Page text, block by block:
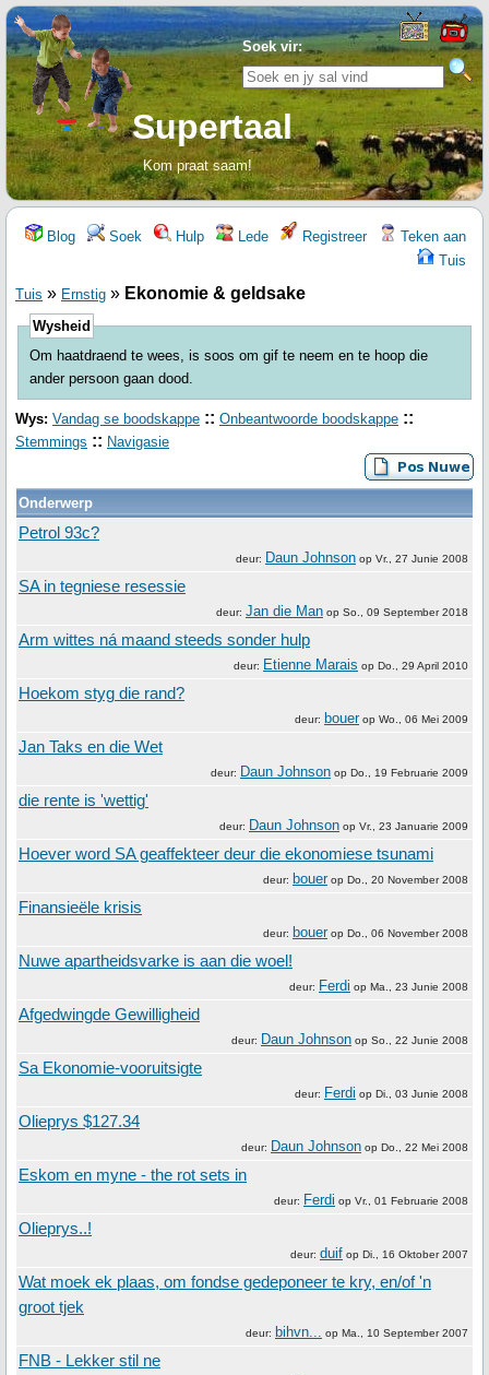
Soek vir:
Supertaal
Kom praat saam!
Blog Soek Hulp Lede Registreer
Teken aan
Tuis
Tuis » Ernstig » Ekonomie & geldsake
Wysheid
Om haatdraend te wees, is soos om gif te neem en te hoop die
ander persoon gaan dood.
Wys: Vandag se boodskappe :: Onbeantwoorde boodskappe ::
Stemmings :: Navigasie
Onderwerp
Petrol 93c?
deur: Daun Johnson op Vr., 27 Junie 2008
SA in tegniese resessie
deur: Jan die Man op So., 09 September 2018
Arm wittes ná maand steeds sonder hulp
deur: Etienne Marais op Do., 29 April 2010
Hoekom styg die rand?
deur: bouerop Wo., 06 Mei 2009
Jan Taks en die Wet
deur: Daun Johnson op Do., 19 Februarie 2009
die rente is 'wettig'
deur: Daun Johnson op Vr., 23 Januarie 2009
Hoever word SA geaffekteer deur die ekonomiese tsunami
deur: bouerop Do., 20 November 2008
Finansieële krisis
deur: bouerop Do., 06 November 2008
Nuwe apartheidsvarke is aan die woel!
deur: Ferdi op Ma., 23 Junie 2008
Afgedwingde Gewilligheid
deur: Daun Johnson op So., 22 Junie 2008
Sa Ekonomie-vooruitsigte
deur: Ferdi op Di., 03 Junie 2008
Olieprys $127.34
deur: Daun Johnson op Do., 22 Mei 2008
Eskom en myne - the rot sets in
deur: Ferdi op Vr., 01 Februarie 2008
Olieprys..!
deur: duif op Di., 16 Oktober 2007
Wat moek ek plaas, om fondse gedeponeer te kry, en/of 'n
groot tjek
deur: bihvn... op Ma., 10 September 2007
FNB - Lekker stil ne